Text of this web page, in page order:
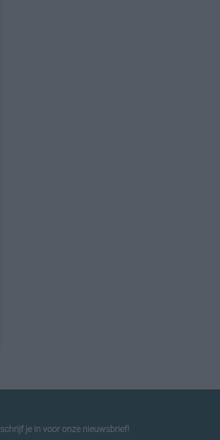
schrijf je in voor onze nieuwsbrief!